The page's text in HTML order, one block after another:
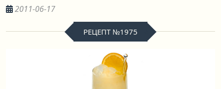
2011-06-17
РЕЦЕПТ №1975